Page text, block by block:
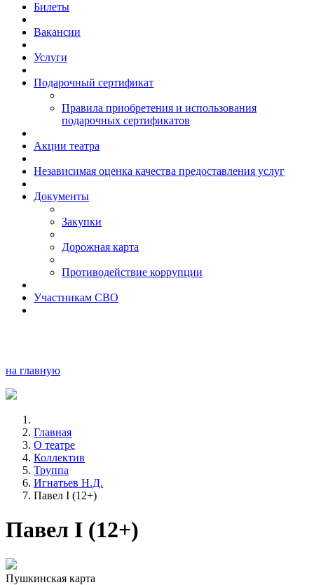
Билеты
Вакансии
Услуги
Подарочный сертификат
Правила приобретения и использования
подарочных сертификатов
Акции театра
Независимая оценка качества предоставления услуг
Документы
Закупки
Дорожная карта
Противодействие коррупции
Участникам СВО
на главную
Главная
О театре
Коллектив
Труппа
Игнатьев Н.Д.
Павел I (12+)
Павел I (12+)
Пушкинская карта